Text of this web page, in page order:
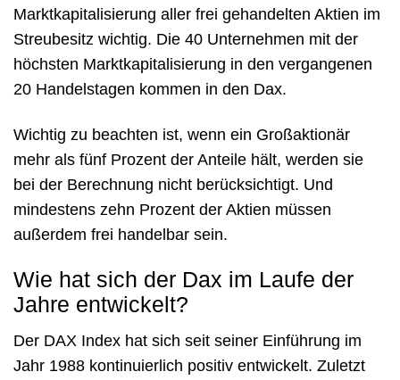
Marktkapitalisierung aller frei gehandelten Aktien im
Streubesitz wichtig. Die 40 Unternehmen mit der
höchsten Marktkapitalisierung in den vergangenen
20 Handelstagen kommen in den Dax.
Wichtig zu beachten ist, wenn ein Großaktionär
mehr als fünf Prozent der Anteile hält, werden sie
bei der Berechnung nicht berücksichtigt. Und
mindestens zehn Prozent der Aktien müssen
außerdem frei handelbar sein.
Wie hat sich der Dax im Laufe der
Jahre entwickelt?
Der DAX Index hat sich seit seiner Einführung im
Jahr 1988 kontinuierlich positiv entwickelt. Zuletzt